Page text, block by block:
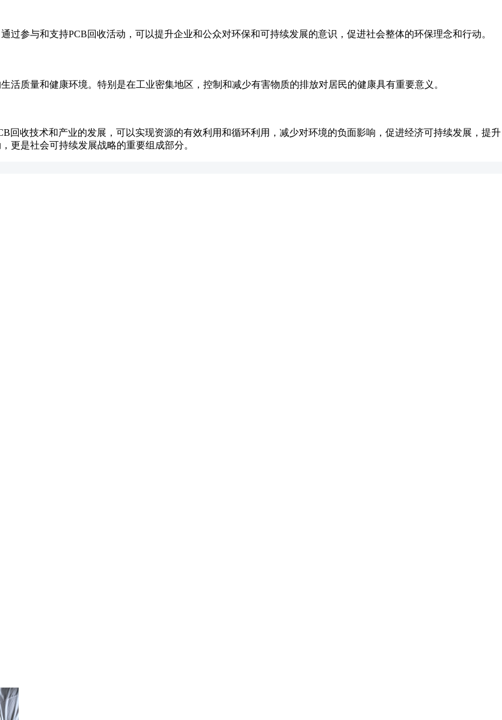
参与和支持PCB回收活动，可以提升企业和公众对环保和可持续发展的意识，促进社会整体的环保理念和行动。
质量和健康环境。特别是在工业密集地区，控制和减少有害物质的排放对居民的健康具有重要意义。
回收技术和产业的发展，可以实现资源的有效利用和循环利用，减少对环境的负面影响，促进经济可持续发展，提升
更是社会可持续发展战略的重要组成部分。